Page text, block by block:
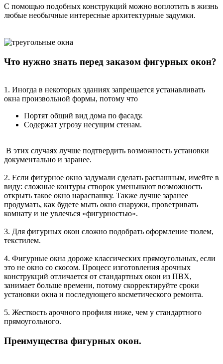
С помощью подобных конструкций можно воплотить в жизнь
любые необычные интересные архитектурные задумки.
Что нужно знать перед заказом фигурных окон?
1. Иногда в некоторых зданиях запрещается устанавливать
окна произвольной формы, потому что
Портят общий вид дома по фасаду.
Содержат угрозу несущим стенам.
В этих случаях лучше подтвердить возможность установки
документально и заранее.
2. Если фигурное окно задумали сделать распашным, имейте в
виду: сложные контуры створок уменьшают возможность
открыть такое окно нараспашку. Также лучше заранее
продумать, как будете мыть окно снаружи, проветривать
комнату и не увлечься «фигурностью».
3. Для фигурных окон сложно подобрать оформление тюлем,
текстилем.
4. Фигурные окна дороже классических прямоугольных, если
это не окно со скосом. Процесс изготовления арочных
конструкций отличается от стандартных окон из ПВХ,
занимает больше времени, потому скорректируйте сроки
установки окна и последующего косметического ремонта.
5. Жесткость арочного профиля ниже, чем у стандартного
прямоугольного.
Преимущества фигурных окон.